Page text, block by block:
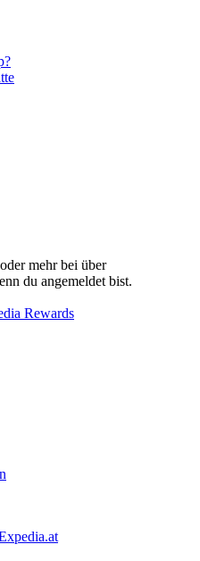
mehr bei über
du angemeldet bist.
Rewards